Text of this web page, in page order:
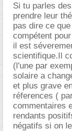
Si tu parles
prendre leur
pas dire ce
compétent
il est
scientifique.Il
(l'une par
solaire a
et plus grave
réferences (
commentaires
rendants
négatifs si on